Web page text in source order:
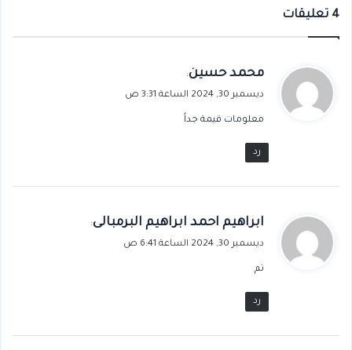
‫4 تعليقات
ي
ل
محمد حسين:
ديسمبر 30, 2024 الساعة 3:31 ص
معلومات قيمة جداً
رد
ي
ل
ابراهيم احمد ابراهيم البرمبالى:
ديسمبر 30, 2024 الساعة 6:41 ص
تم
رد